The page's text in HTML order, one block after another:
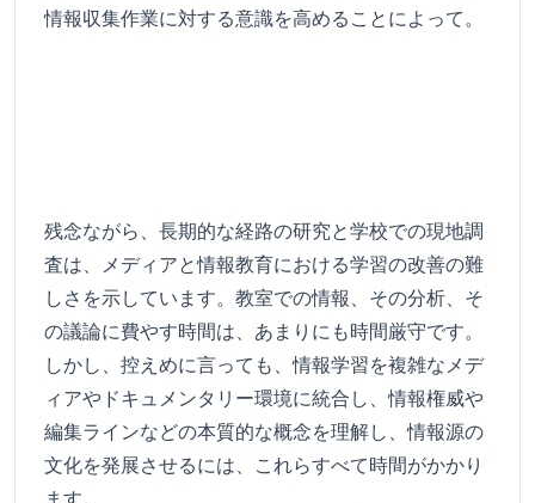
情報収集作業に対する意識を高めることによって。
残念ながら、長期的な経路の研究と学校での現地調
査は、メディアと情報教育における学習の改善の難
しさを示しています。教室での情報、その分析、そ
の議論に費やす時間は、あまりにも時間厳守です。
しかし、控えめに言っても、情報学習を複雑なメデ
ィアやドキュメンタリー環境に統合し、情報権威や
編集ラインなどの本質的な概念を理解し、情報源の
文化を発展させるには、これらすべて時間がかかり